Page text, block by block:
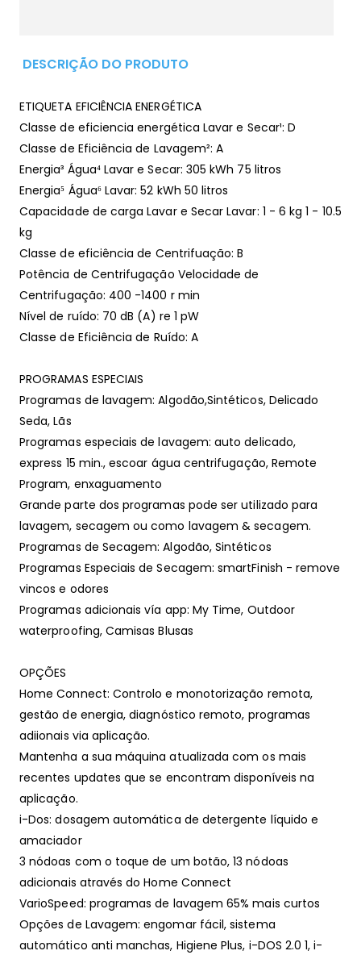
DESCRIÇÃO DO PRODUTO
ETIQUETA EFICIÊNCIA ENERGÉTICA
Classe de eficiencia energética Lavar e Secar¹: D
Classe de Eficiência de Lavagem²: A
Energia³ Água⁴ Lavar e Secar: 305 kWh 75 litros
Energia⁵ Água⁶ Lavar: 52 kWh 50 litros
Capacidade de carga Lavar e Secar Lavar: 1 - 6 kg 1 - 10.5
kg
Classe de eficiência de Centrifuação: B
Potência de Centrifugação Velocidade de
Centrifugação: 400 -1400 r min
Nível de ruído: 70 dB (A) re 1 pW
Classe de Eficiência de Ruído: A
PROGRAMAS ESPECIAIS
Programas de lavagem: Algodão,Sintéticos, Delicado
Seda, Lãs
Programas especiais de lavagem: auto delicado,
express 15 min., escoar água centrifugação, Remote
Program, enxaguamento
Grande parte dos programas pode ser utilizado para
lavagem, secagem ou como lavagem & secagem.
Programas de Secagem: Algodão, Sintéticos
Programas Especiais de Secagem: smartFinish - remove
vincos e odores
Programas adicionais vía app: My Time, Outdoor
waterproofing, Camisas Blusas
OPÇÕES
Home Connect: Controlo e monotorização remota,
gestão de energia, diagnóstico remoto, programas
adiionais via aplicação.
Mantenha a sua máquina atualizada com os mais
recentes updates que se encontram disponíveis na
aplicação.
i-Dos: dosagem automática de detergente líquido e
amaciador
3 nódoas com o toque de um botão, 13 nódoas
adicionais através do Home Connect
VarioSpeed: programas de lavagem 65% mais curtos
Opções de Lavagem: engomar fácil, sistema
automático anti manchas, Higiene Plus, i-DOS 2.0 1, i-